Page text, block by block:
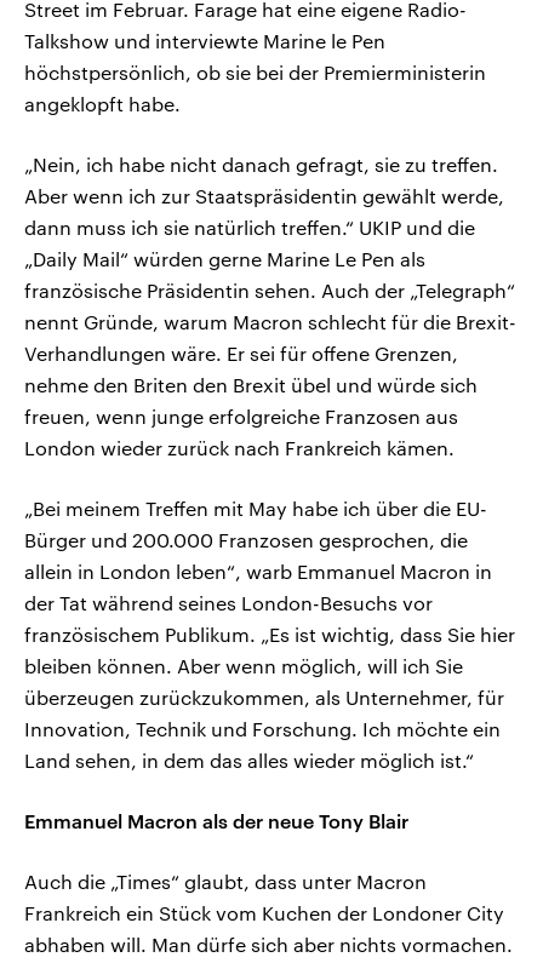
Street im Februar. Farage hat eine eigene Radio-
Talkshow und interviewte Marine le Pen
höchstpersönlich, ob sie bei der Premierministerin
angeklopft habe.
„Nein, ich habe nicht danach gefragt, sie zu treffen.
Aber wenn ich zur Staatspräsidentin gewählt werde,
dann muss ich sie natürlich treffen.“ UKIP und die
„Daily Mail“ würden gerne Marine Le Pen als
französische Präsidentin sehen. Auch der „Telegraph“
nennt Gründe, warum Macron schlecht für die Brexit-
Verhandlungen wäre. Er sei für offene Grenzen,
nehme den Briten den Brexit übel und würde sich
freuen, wenn junge erfolgreiche Franzosen aus
London wieder zurück nach Frankreich kämen.
„Bei meinem Treffen mit May habe ich über die EU-
Bürger und 200.000 Franzosen gesprochen, die
allein in London leben“, warb Emmanuel Macron in
der Tat während seines London-Besuchs vor
französischem Publikum. „Es ist wichtig, dass Sie hier
bleiben können. Aber wenn möglich, will ich Sie
überzeugen zurückzukommen, als Unternehmer, für
Innovation, Technik und Forschung. Ich möchte ein
Land sehen, in dem das alles wieder möglich ist.“
Emmanuel Macron als der neue Tony Blair
Auch die „Times“ glaubt, dass unter Macron
Frankreich ein Stück vom Kuchen der Londoner City
abhaben will. Man dürfe sich aber nichts vormachen.